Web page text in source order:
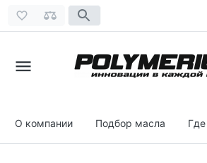
О компании Подбор масла